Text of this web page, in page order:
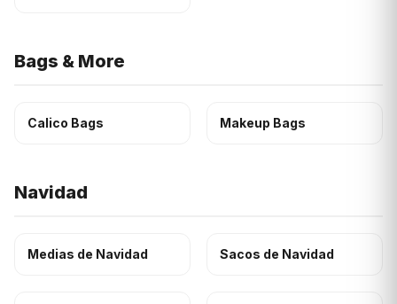
Bags & More
Calico Bags Makeup Bags
Navidad
Medias de Navidad Sacos de Navidad